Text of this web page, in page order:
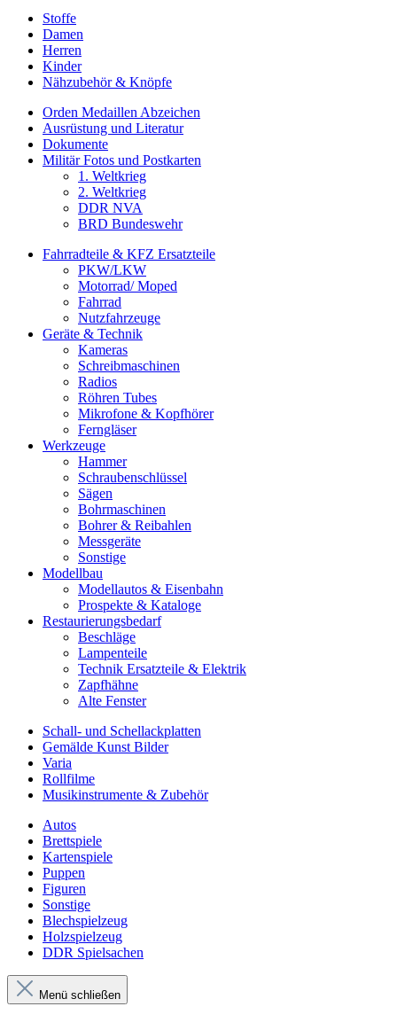
Stoffe
Damen
Herren
Kinder
Nähzubehör & Knöpfe
Orden Medaillen Abzeichen
Ausrüstung und Literatur
Dokumente
Militär Fotos und Postkarten
1. Weltkrieg
2. Weltkrieg
DDR NVA
BRD Bundeswehr
Fahrradteile & KFZ Ersatzteile
PKW/LKW
Motorrad/ Moped
Fahrrad
Nutzfahrzeuge
Geräte & Technik
Kameras
Schreibmaschinen
Radios
Röhren Tubes
Mikrofone & Kopfhörer
Ferngläser
Werkzeuge
Hammer
Schraubenschlüssel
Sägen
Bohrmaschinen
Bohrer & Reibahlen
Messgeräte
Sonstige
Modellbau
Modellautos & Eisenbahn
Prospekte & Kataloge
Restaurierungsbedarf
Beschläge
Lampenteile
Technik Ersatzteile & Elektrik
Zapfhähne
Alte Fenster
Schall- und Schellackplatten
Gemälde Kunst Bilder
Varia
Rollfilme
Musikinstrumente & Zubehör
Autos
Brettspiele
Kartenspiele
Puppen
Figuren
Sonstige
Blechspielzeug
Holzspielzeug
DDR Spielsachen
Menü schließen